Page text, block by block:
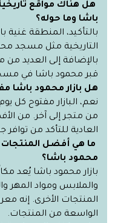
هل هناك مواقع
باشا وما حوله؟
بالتأكيد، المنطقة غنية
التاريخية مثل مسجد
بالإضافة إلى العديد من
قبر محمود باشا في
هل بازار محمود باشا
نعم، البازار مفتوح كل
من متجر إلى آخر. من
العادية للتأكد من توافر
ما هي أفضل المنتجات
محمود باشا؟
بازار محمود باشا يُعد
والملابس ومواد المهر
المنتجات الأخرى. إنه
الواسعة من المنتجات.